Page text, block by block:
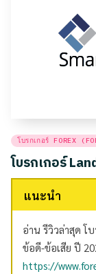
Posted
in
โบรกเกอร์ FOREX
โบรกเกอร์
แนะนำ
อ่าน รีวิวล่าสุด โ
ข้อดี-ข้อเสีย ปี
https://